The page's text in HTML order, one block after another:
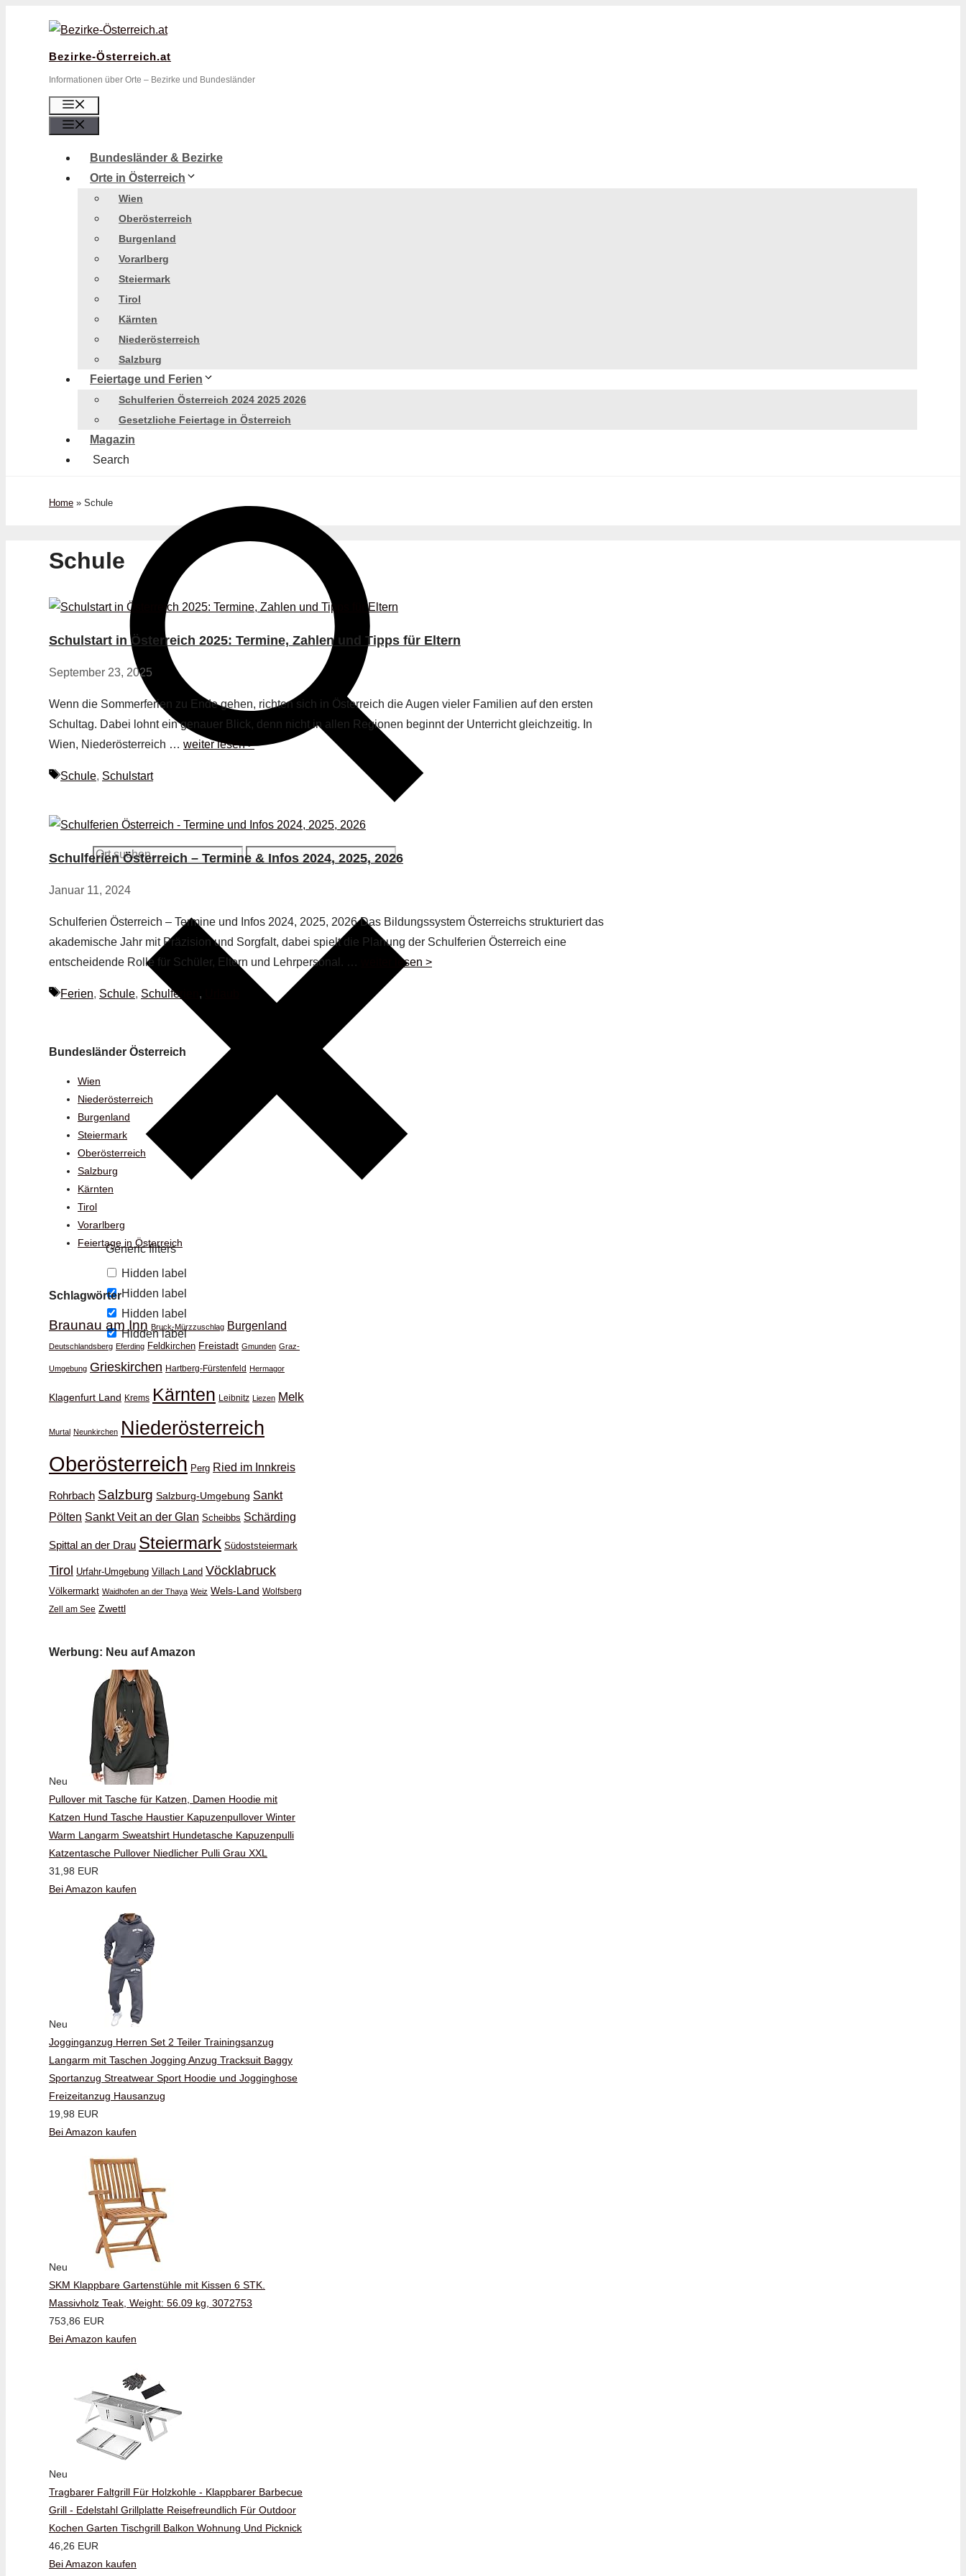
Bezirke-Österreich.at
Informationen über Orte – Bezirke und Bundesländer
Bundesländer & Bezirke
Orte in Österreich
Wien
Oberösterreich
Burgenland
Vorarlberg
Steiermark
Tirol
Kärnten
Niederösterreich
Salzburg
Feiertage und Ferien
Schulferien Österreich 2024 2025 2026
Gesetzliche Feiertage in Österreich
Magazin
Search
Generic filters
Hidden label
Hidden label
Hidden label
Hidden label
Home » Schule
Schule
Schulstart in Österreich 2025: Termine, Zahlen und Tipps für Eltern
September 23, 2025
Wenn die Sommerferien zu Ende gehen, richten sich in Österreich die Augen vieler Familien auf den ersten
Schultag. Dabei lohnt ein genauer Blick, denn nicht in allen Regionen beginnt der Unterricht gleichzeitig. In
Wien, Niederösterreich … weiter lesen >
Schlagwörter
Schule, Schulstart
Schulferien Österreich – Termine & Infos 2024, 2025, 2026
Januar 11, 2024
Schulferien Österreich – Termine und Infos 2024, 2025, 2026 Das Bildungssystem Österreichs strukturiert das
akademische Jahr mit Präzision und Sorgfalt, dabei spielt die Planung der Schulferien Österreich eine
entscheidende Rolle für Schüler, Eltern und Lehrpersonal. …
weiter lesen >
Schlagwörter
Ferien, Schule, Schulferien ,
Bundesländer Österreich
Wien
Niederösterreich
Burgenland
Steiermark
Oberösterreich
Salzburg
Kärnten
Tirol
Vorarlberg
Feiertage in Österreich
Schlagwörter
Braunau am Inn Bruck-Mürzzuschlag Burgenland
Deutschlandsberg Eferding Feldkirchen Freistadt Gmunden Graz-
Umgebung Grieskirchen Hartberg-Fürstenfeld Hermagor
Klagenfurt Land Krems Kärnten Leibnitz Liezen Melk
Murtal Neunkirchen Niederösterreich
Oberösterreich Perg Ried im Innkreis
Rohrbach Salzburg Salzburg-Umgebung Sankt
Pölten Sankt Veit an der Glan Scheibbs Schärding
Spittal an der Drau Steiermark Südoststeiermark
Tirol Urfahr-Umgebung Villach Land Vöcklabruck
Völkermarkt Waidhofen an der Thaya Weiz Wels-Land Wolfsberg
Zell am See Zwettl
Werbung: Neu auf Amazon
Neu
Pullover mit Tasche für Katzen, Damen Hoodie mit
Katzen Hund Tasche Haustier Kapuzenpullover Winter
Warm Langarm Sweatshirt Hundetasche Kapuzenpulli
Katzentasche Pullover Niedlicher Pulli Grau XXL
31,98 EUR
Bei Amazon kaufen
Neu
Jogginganzug Herren Set 2 Teiler Trainingsanzug
Langarm mit Taschen Jogging Anzug Tracksuit Baggy
Sportanzug Streatwear Sport Hoodie und Jogginghose
Freizeitanzug Hausanzug
19,98 EUR
Bei Amazon kaufen
Neu
SKM Klappbare Gartenstühle mit Kissen 6 STK.
Massivholz Teak, Weight: 56.09 kg, 3072753
753,86 EUR
Bei Amazon kaufen
Neu
Tragbarer Faltgrill Für Holzkohle - Klappbarer Barbecue
Grill - Edelstahl Grillplatte Reisefreundlich Für Outdoor
Kochen Garten Tischgrill Balkon Wohnung Und Picknick
46,26 EUR
Bei Amazon kaufen